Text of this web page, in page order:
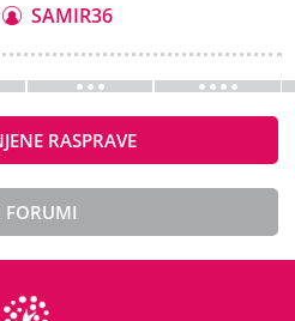
SAMIR36
RASPRAVE
FORUMI